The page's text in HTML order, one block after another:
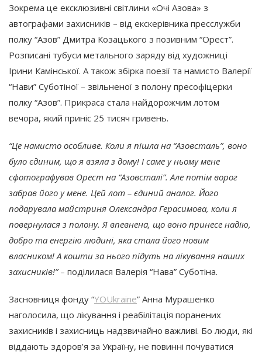
Зокрема це ексклюзивні світлини «Очі Азова» з
автографами захисників – від екскерівника пресслужби
полку “Азов” Дмитра Козацького з позивним “Орест”.
Розписані тубуси метального заряду від художниці
Ірини Камінської. А також збірка поезії та намисто Валерії
“Нави” Суботіної – звільненої з полону пресофіцерки
полку “Азов”. Прикраса стала найдорожчим лотом
вечора, який приніс 25 тисяч гривень.
“Це намисто особливе. Коли я пішла на “Азовсталь”, воно
було єдиним, що я взяла з дому! І саме у ньому мене
сфотографував Орест на “Азовсталі”. Але потім ворог
забрав його у мене. Цей лот – єдиний аналог. Його
подарувала майстриня Олександра Герасимова, коли я
повернулася з полону. Я впевнена, що воно принесе надію,
добро та енергію людині, яка стала його новим
власником! А кошти за нього підуть на лікування наших
захисників!”– поділилася Валерія “Нава” Суботіна.
Засновниця фонду “YOUkraine” Анна Мурашенко
наголосила, що лікування і реабілітація поранених
захисників і захисниць надзвичайно важливі. Бо люди, які
віддають здоров’я за Україну, не повинні почуватися